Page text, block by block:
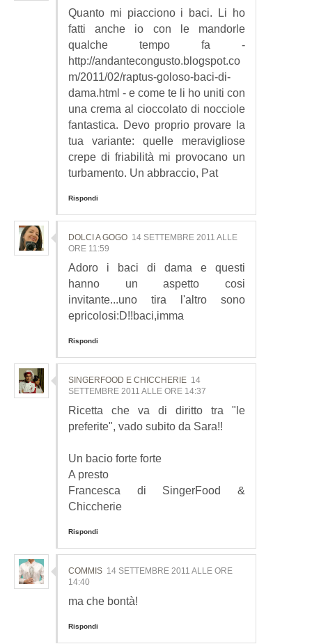
Quanto mi piacciono i baci. Li ho
fatti anche io con le mandorle
qualche tempo fa -
http://andantecongusto.blogspot.co
m/2011/02/raptus-goloso-baci-di-
dama.html - e come te li ho uniti con
una crema al cioccolato di nocciole
fantastica. Devo proprio provare la
tua variante: quelle meravigliose
crepe di friabilità mi provocano un
turbamento. Un abbraccio, Pat
Rispondi
DOLCI A GOGO 14 SETTEMBRE 2011 ALLE
ORE 11:59
Adoro i baci di dama e questi
hanno un aspetto cosi
invitante...uno tira l'altro sono
epricolosi:D!!baci,imma
Rispondi
SINGERFOOD E CHICCHERIE 14
SETTEMBRE 2011 ALLE ORE 14:37
Ricetta che va di diritto tra "le
preferite", vado subito da Sara!!
Un bacio forte forte
A presto
Francesca di SingerFood &
Chiccherie
Rispondi
COMMIS 14 SETTEMBRE 2011 ALLE ORE
14:40
ma che bontà!
Rispondi